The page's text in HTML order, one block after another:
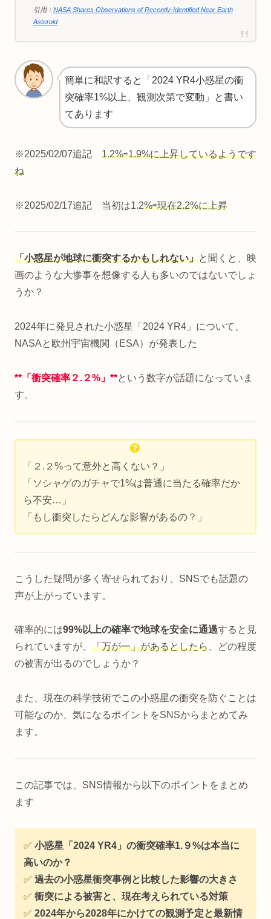
引用： NASA Shares Observations of Recently-Identified Near Earth
Asteroid
簡単に和訳すると「2024 YR4小惑星の衝
突確率1%以上、観測次第で変動」と書い
てあります
※2025/02/07追記 1.2%⇨1.9%に上昇しているようです
ね
※2025/02/17追記 当初は1.2%⇨現在2.2%に上昇
「小惑星が地球に衝突するかもしれない」と聞くと、映
画のような大惨事を想像する人も多いのではないでしょ
うか？
2024年に発見された小惑星「2024 YR4」について、
NASAと欧州宇宙機関（ESA）が発表した
**「衝突確率２.２%」**という数字が話題になっていま
す。
「２.２%って意外と高くない？」
「ソシャゲのガチャで1%は普通に当たる確率だか
ら不安…」
「もし衝突したらどんな影響があるの？」
こうした疑問が多く寄せられており、SNSでも話題の
声が上がっています。
確率的には99%以上の確率で地球を安全に通過すると見
られていますが、 「万が一」があるとしたら 、どの程度
の被害が出るのでしょうか？
また、現在の科学技術でこの小惑星の衝突を防ぐことは
可能なのか、気になるポイントをSNSからまとめてみ
ます。
この記事では、SNS情報から以下のポイントをまとめ
ます
✅ 小惑星「2024 YR4」の衝突確率1.９%は本当に
高いのか？
✅ 過去の小惑星衝突事例と比較した影響の大きさ
✅ 衝突による被害と、現在考えられている対策
✅ 2024年から2028年にかけての観測予定と最新情